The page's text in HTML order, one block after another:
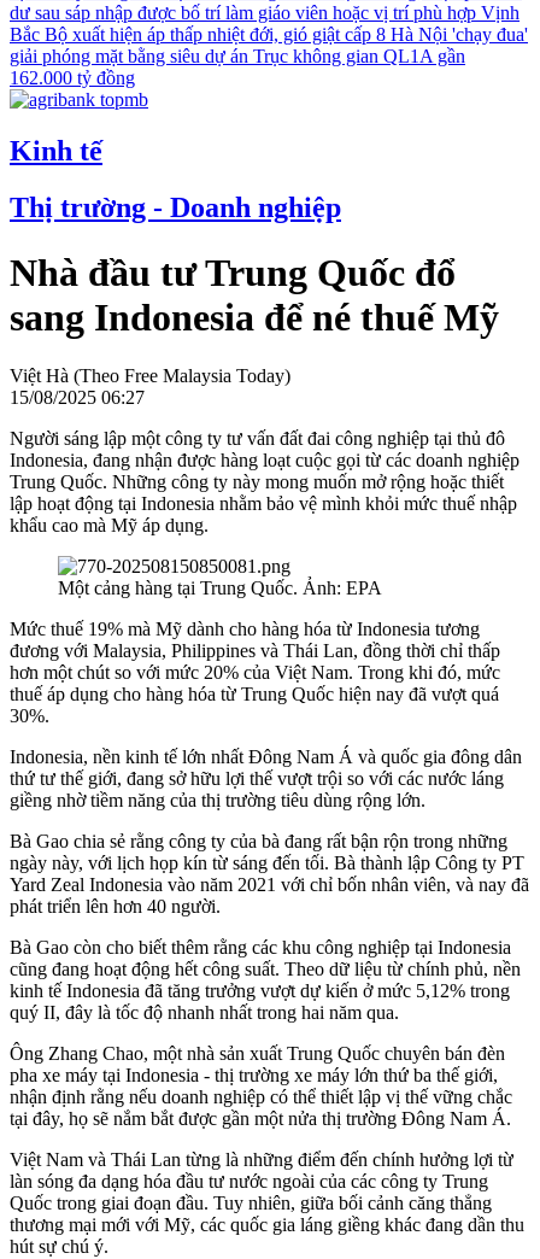
dư sau sáp nhập được bố trí làm giáo viên hoặc vị trí phù hợp Vịnh
Bắc Bộ xuất hiện áp thấp nhiệt đới, gió giật cấp 8 Hà Nội 'chạy đua'
giải phóng mặt bằng siêu dự án Trục không gian QL1A gần
162.000 tỷ đồng
Kinh tế
Thị trường - Doanh nghiệp
Nhà đầu tư Trung Quốc đổ
sang Indonesia để né thuế Mỹ
Việt Hà (Theo Free Malaysia Today)
15/08/2025 06:27
Người sáng lập một công ty tư vấn đất đai công nghiệp tại thủ đô
Indonesia, đang nhận được hàng loạt cuộc gọi từ các doanh nghiệp
Trung Quốc. Những công ty này mong muốn mở rộng hoặc thiết
lập hoạt động tại Indonesia nhằm bảo vệ mình khỏi mức thuế nhập
khẩu cao mà Mỹ áp dụng.
Một cảng hàng tại Trung Quốc. Ảnh: EPA
Mức thuế 19% mà Mỹ dành cho hàng hóa từ Indonesia tương
đương với Malaysia, Philippines và Thái Lan, đồng thời chỉ thấp
hơn một chút so với mức 20% của Việt Nam. Trong khi đó, mức
thuế áp dụng cho hàng hóa từ Trung Quốc hiện nay đã vượt quá
30%.
Indonesia, nền kinh tế lớn nhất Đông Nam Á và quốc gia đông dân
thứ tư thế giới, đang sở hữu lợi thế vượt trội so với các nước láng
giềng nhờ tiềm năng của thị trường tiêu dùng rộng lớn.
Bà Gao chia sẻ rằng công ty của bà đang rất bận rộn trong những
ngày này, với lịch họp kín từ sáng đến tối. Bà thành lập Công ty PT
Yard Zeal Indonesia vào năm 2021 với chỉ bốn nhân viên, và nay đã
phát triển lên hơn 40 người.
Bà Gao còn cho biết thêm rằng các khu công nghiệp tại Indonesia
cũng đang hoạt động hết công suất. Theo dữ liệu từ chính phủ, nền
kinh tế Indonesia đã tăng trưởng vượt dự kiến ở mức 5,12% trong
quý II, đây là tốc độ nhanh nhất trong hai năm qua.
Ông Zhang Chao, một nhà sản xuất Trung Quốc chuyên bán đèn
pha xe máy tại Indonesia - thị trường xe máy lớn thứ ba thế giới,
nhận định rằng nếu doanh nghiệp có thể thiết lập vị thế vững chắc
tại đây, họ sẽ nắm bắt được gần một nửa thị trường Đông Nam Á.
Việt Nam và Thái Lan từng là những điểm đến chính hưởng lợi từ
làn sóng đa dạng hóa đầu tư nước ngoài của các công ty Trung
Quốc trong giai đoạn đầu. Tuy nhiên, giữa bối cảnh căng thẳng
thương mại mới với Mỹ, các quốc gia láng giềng khác đang dần thu
hút sự chú ý.